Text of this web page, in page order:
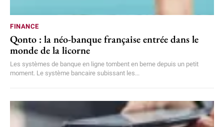
FINANCE
Qonto : la néo-banque française entrée dans le
monde de la licorne
Les systèmes de banque en ligne tombent en berne depuis un petit
moment. Le système bancaire subissant les...